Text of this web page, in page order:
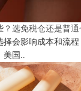
选免税仓还是普通
择会影响成本和流
国..